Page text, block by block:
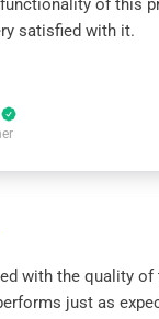
functionality of this
satisfied with it.
with the quality of
just as